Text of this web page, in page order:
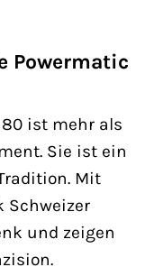
Powermatic
80 ist mehr als
Sie ist ein
Mit
Schweizer
und zeigen